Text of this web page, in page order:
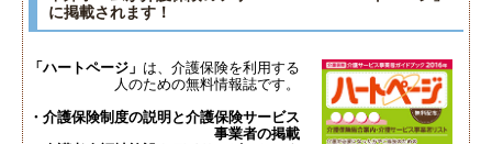
に掲載されます！
「ハートページ」 は、介護保険を利用する
人のための無料情報誌です。
・介護保険制度の説明と介護保険サービス
事業者の掲載